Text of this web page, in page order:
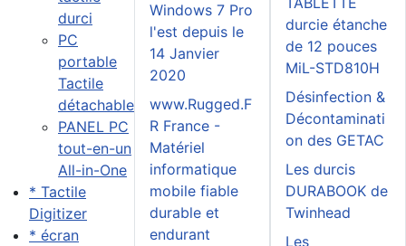
durci
PC
portable
Tactile
détachable
PANEL PC
tout-en-un
All-in-One
* Tactile
Digitizer
* écran
Windows 7 Pro
l'est depuis le
14 Janvier
2020
www.Rugged.F
R France -
Matériel
informatique
mobile fiable
durable et
endurant
durcie étanche
de 12 pouces
MiL-STD810H
Désinfection &
Décontaminati
on des GETAC
Les durcis
DURABOOK de
Twinhead
Les